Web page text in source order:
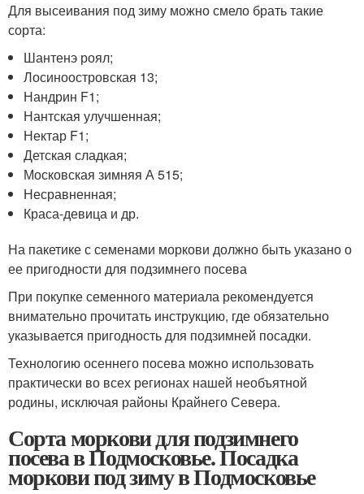
Для высеивания под зиму можно смело брать такие
сорта:
Шантенэ роял;
Лосиноостровская 13;
Нандрин F1;
Нантская улучшенная;
Нектар F1;
Детская сладкая;
Московская зимняя А 515;
Несравненная;
Краса-девица и др.
На пакетике с семенами моркови должно быть указано о
ее пригодности для подзимнего посева
При покупке семенного материала рекомендуется
внимательно прочитать инструкцию, где обязательно
указывается пригодность для подзимней посадки.
Технологию осеннего посева можно использовать
практически во всех регионах нашей необъятной
родины, исключая районы Крайнего Севера.
Сорта моркови для подзимнего
посева в Подмосковье. Посадка
моркови под зиму в Подмосковье